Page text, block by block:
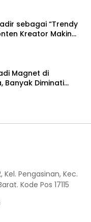
sebagai “Trendy
Kreator Makin
Magnet di
Banyak Diminati
Kel. Pengasinan, Kec.
Kode Pos 17115